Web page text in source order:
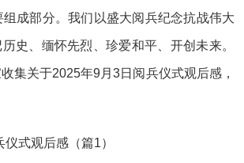
成部分。我们以盛大阅兵纪念抗战伟大
史、缅怀先烈、珍爱和平、开创未来。
集关于2025年9月3日阅兵仪式观后感，
式观后感（篇1）